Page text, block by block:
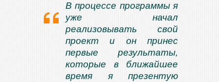
В процессе программы я
уже начал
реализовывать свой
проект и он принес
первые результаты,
которые в ближайшее
время я презентую